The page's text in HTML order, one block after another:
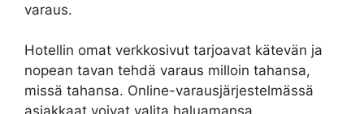
varaus.
Hotellin omat verkkosivut tarjoavat kätevän ja
nopean tavan tehdä varaus milloin tahansa,
missä tahansa. Online-varausjärjestelmässä